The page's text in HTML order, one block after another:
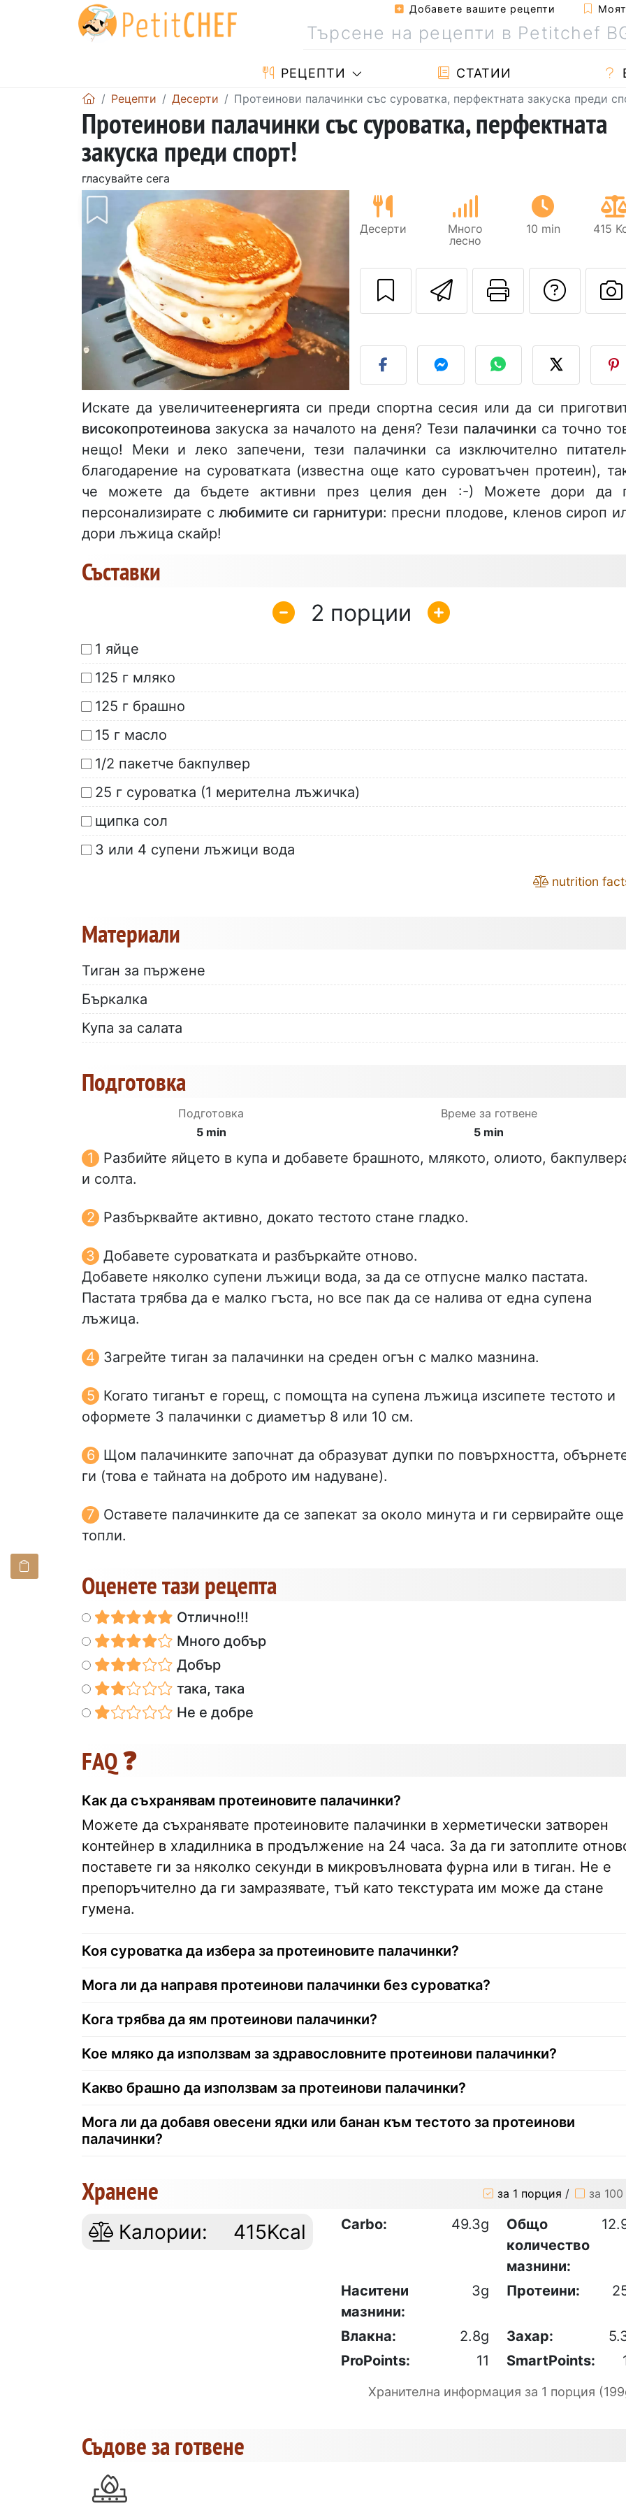
Добавете вашите рецепти
РЕЦЕПТИ СТАТИИ
Рецепти Десерти Протеинови палачинки със суроватка, перфектната закуска преди
Протеинови палачинки със суроватка, перфектната
закуска преди спорт!
гласувайте сега
Десерти
Много
лесно
10 min 415
ИзпратетеДа
Искате да увеличитеенергията си преди спортна сесия или да си
високопротеинова закуска за началото на деня? Тези палачинки са точно
нещо! Меки и леко запечени, тези палачинки са изключително
благодарение на суроватката (известна още като суроватъчен протеин),
че можете да бъдете активни през целия ден :-) Можете дори да
персонализирате слюбимите си гарнитури: пресни плодове, кленов сироп
дори лъжица скайр!
Съставки
2
1 яйце
125 г мляко
125 г брашно
15 г масло
1/2 пакетче бакпулвер
25 г суроватка (1 мерителна лъжичка)
щипка сол
3 или 4 супени лъжици вода
nutrition
Материали
Тиган за пържене
Бъркалка
Купа за салата
Подготовка
Подготовка
5 min
Време за готвене
5 min
Разбийте яйцето в купа и добавете брашното, млякото, олиото,
и солта.
Разбърквайте активно, докато тестото стане гладко.
Добавете суроватката и разбъркайте отново.
Добавете няколко супени лъжици вода, за да се отпусне малко пастата.
Пастата трябва да е малко гъста, но все пак да се налива от една супена
лъжица.
Загрейте тиган за палачинки на среден огън с малко мазнина.
Когато тиганът е горещ, с помощта на супена лъжица изсипете тестото и
оформете 3 палачинки с диаметър 8 или 10 см.
Щом палачинките започнат да образуват дупки по повърхността,
ги (това е тайната на доброто им надуване).
Оставете палачинките да се запекат за около минута и ги сервирайте още
топли.
Оценете тази рецепта
Отлично!!!
Много добър
Добър
така, така
Не е добре
FAQ ❓
Как да съхранявам протеиновите палачинки?
Можете да съхранявате протеиновите палачинки в херметически затворен
контейнер в хладилника в продължение на 24 часа. За да ги затоплите
поставете ги за няколко секунди в микровълновата фурна или в тиган. Не е
препоръчително да ги замразявате, тъй като текстурата им може да стане
гумена.
Коя суроватка да избера за протеиновите палачинки?
Мога ли да направя протеинови палачинки без суроватка?
Кога трябва да ям протеинови палачинки?
Кое мляко да използвам за здравословните протеинови палачинки?
Какво брашно да използвам за протеинови палачинки?
Мога ли да добавя овесени ядки или банан към тестото за протеинови
палачинки?
Хранене за 1 порция / за
Калории: 415Kcal Carbo: 49.3g
Общо
количество
мазнини:
Наситени
мазнини:
3g Протеини:
Влакна: 2.8g Захар:
ProPoints:
11 SmartPoints:
Хранителна информация за 1 порция
Съдове за готвене